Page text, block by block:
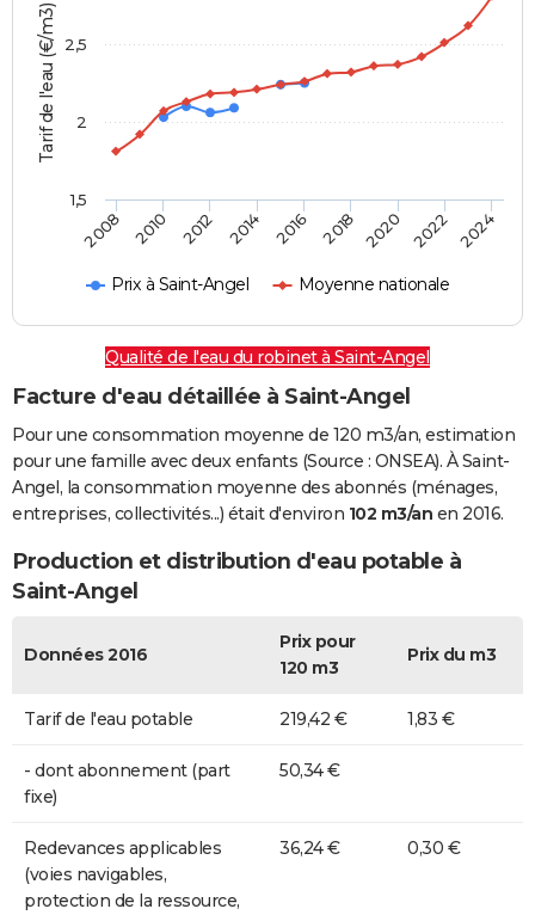
Tarif de l'eau (€/m3)
Prix à Saint-Angel Moyenne nationale
2008 2010 2012 2014 2016 2018 2020 2022 2024
2
2,5
1,5
Qualité de l'eau du robinet à Saint-Angel
Facture d'eau détaillée à Saint-Angel
Pour une consommation moyenne de 120 m3/an, estimation
pour une famille avec deux enfants (Source : ONSEA). À Saint-
Angel, la consommation moyenne des abonnés (ménages,
entreprises, collectivités...) était d'environ 102 m3/an en 2016.
Production et distribution d'eau potable à
Saint-Angel
Données 2016
Prix pour
120 m3
Prix du m3
Tarif de l'eau potable 219,42 € 1,83 €
- dont abonnement (part
fixe)
50,34 €
Redevances applicables
(voies navigables,
protection de la ressource,
36,24 € 0,30 €